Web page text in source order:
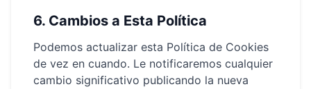
6. Cambios a Esta Política
Podemos actualizar esta Política de Cookies
de vez en cuando. Le notificaremos cualquier
cambio significativo publicando la nueva